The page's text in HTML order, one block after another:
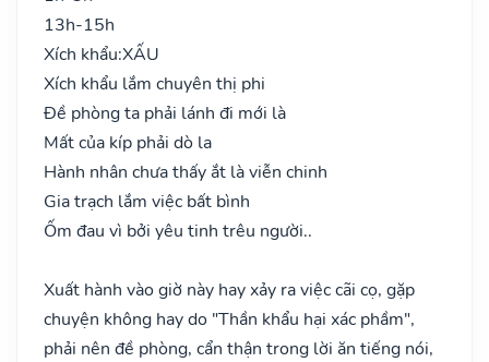
13h-15h
Xích khẩu:XẤU
Xích khẩu lắm chuyên thị phi
Đề phòng ta phải lánh đi mới là
Mất của kíp phải dò la
Hành nhân chưa thấy ắt là viễn chinh
Gia trạch lắm việc bất bình
Ốm đau vì bởi yêu tinh trêu người..
Xuất hành vào giờ này hay xảy ra việc cãi cọ, gặp
chuyện không hay do "Thần khẩu hại xác phầm",
phải nên đề phòng, cẩn thận trong lời ăn tiếng nói,